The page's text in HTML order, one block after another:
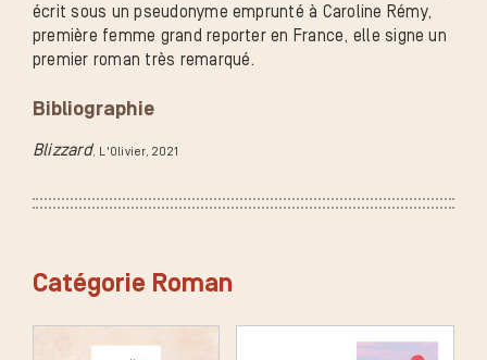
écrit sous un pseudonyme emprunté à Caroline Rémy,
première femme grand reporter en France, elle signe un
premier roman très remarqué.
Bibliographie
Blizzard, L'Olivier, 2021
Catégorie Roman